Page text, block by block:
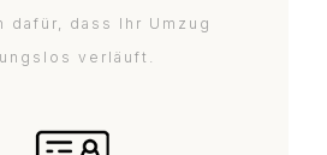
dafür, dass Ihr Umzug
verläuft.